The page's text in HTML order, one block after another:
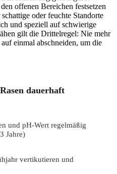
offenen Bereichen festsetzen
oder feuchte Standorte
und speziell auf schwierige
gilt die Drittelregel: Nie mehr
einmal abschneiden, um die
dauerhaft
und pH-Wert regelmäßig
Jahre)
vertikutieren und